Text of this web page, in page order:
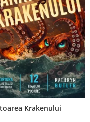
Krakenului